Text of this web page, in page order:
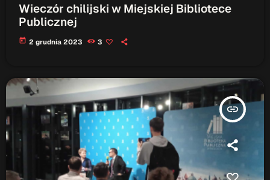
Wieczór chilijski w Miejskiej Bibliotece
Publicznej
today 2 grudnia 2023 3
insert_link